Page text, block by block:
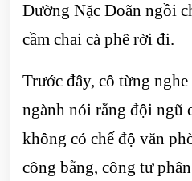
Đường Nặc Doãn ngồi
cầm chai cà phê rời đi.
Trước đây, cô từng
ngành nói rằng đội ngũ
không có chế độ văn
công bằng, công tư